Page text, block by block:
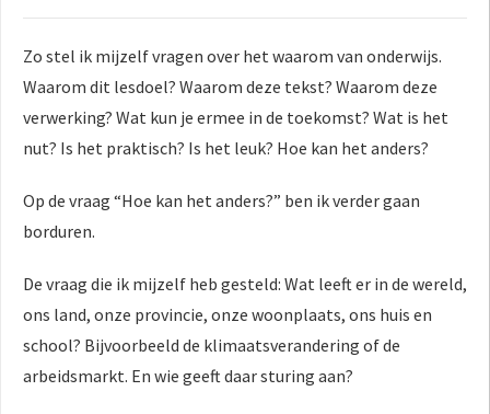
Zo stel ik mijzelf vragen over het waarom van onderwijs.
Waarom dit lesdoel? Waarom deze tekst? Waarom deze
verwerking? Wat kun je ermee in de toekomst? Wat is het
nut? Is het praktisch? Is het leuk? Hoe kan het anders?
Op de vraag “Hoe kan het anders?” ben ik verder gaan
borduren.
De vraag die ik mijzelf heb gesteld: Wat leeft er in de wereld,
ons land, onze provincie, onze woonplaats, ons huis en
school? Bijvoorbeeld de klimaatsverandering of de
arbeidsmarkt. En wie geeft daar sturing aan?